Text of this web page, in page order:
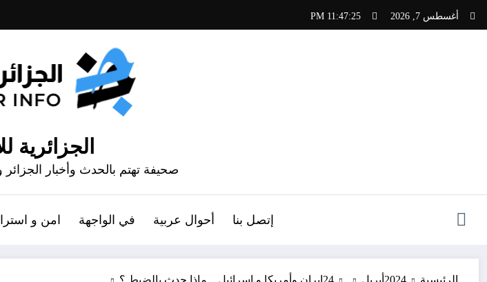
التجاوز
أغسطس 7, 2026 11:47:26 PM
الجزائرية
صحيفة تهتم بالحدث وأخبار الجزائر
إتصل بنا أحوال عربية في الواجهة امن و